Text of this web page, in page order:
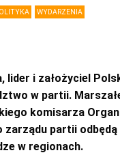
WYDARZENIA
lider i założyciel
w partii.
komisarza
zarządu partii
w regionach.